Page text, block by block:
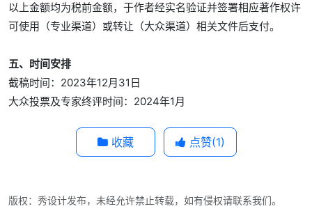
以上金额均为税前金额，于作者经实名验证并签署相应著作权许
可使用（专业渠道）或转让（大众渠道）相关文件后支付。
五、时间安排
截稿时间：2023年12月31日
大众投票及专家终评时间：2024年1月
收藏 点赞(1)
版权：秀设计发布，未经允许禁止转载，如有侵权请联系我们。